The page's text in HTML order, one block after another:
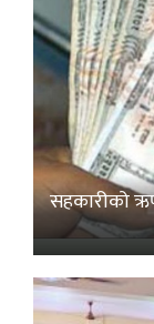
सहकारीको